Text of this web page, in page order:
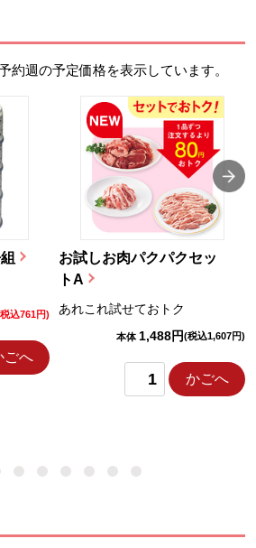
約週の予定価格を表示しています。
込761円)
ごへ
お試しお肉パクパクセッ
トA
あれこれ試せておトク
本体 1,488円(税込1,607円)
かごへ